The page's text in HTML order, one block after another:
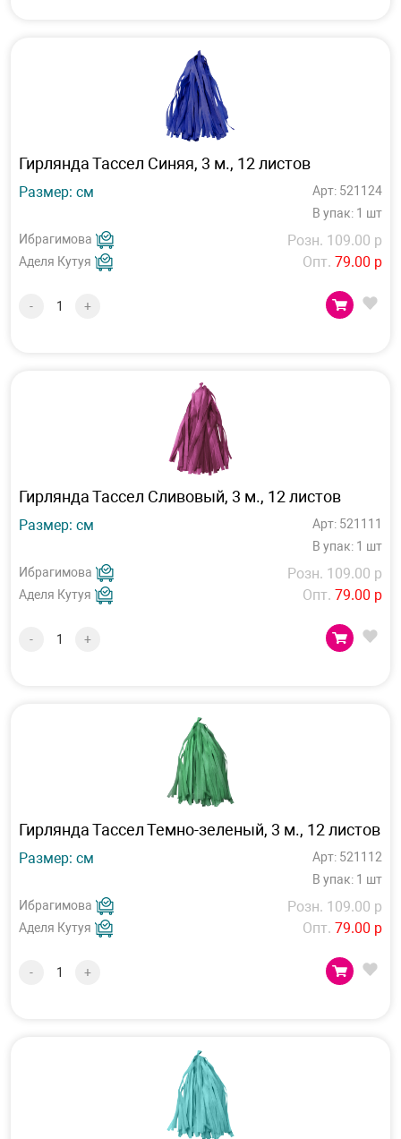
Гирлянда Тассел Синяя, 3 м., 12 листов
Размер: см
Арт: 521124
В упак: 1 шт
Ибрагимова
Аделя Кутуя
Розн. 109.00 р
Опт. 79.00 р
- +
Гирлянда Тассел Сливовый, 3 м., 12 листов
Размер: см
Арт: 521111
В упак: 1 шт
Ибрагимова
Аделя Кутуя
Розн. 109.00 р
Опт. 79.00 р
- +
Гирлянда Тассел Темно-зеленый, 3 м., 12 листов
Размер: см
Арт: 521112
В упак: 1 шт
Ибрагимова
Аделя Кутуя
Розн. 109.00 р
Опт. 79.00 р
- +